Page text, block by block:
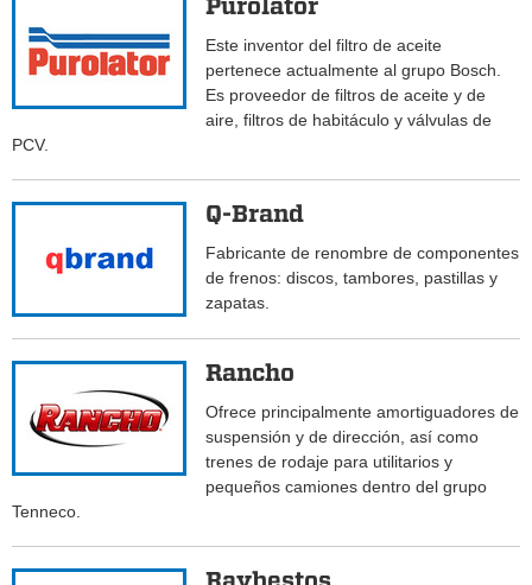
Purolator
Este inventor del filtro de aceite
pertenece actualmente al grupo Bosch.
Es proveedor de filtros de aceite y de
aire, filtros de habitáculo y válvulas de
PCV.
Q-Brand
Fabricante de renombre de componentes
de frenos: discos, tambores, pastillas y
zapatas.
Rancho
Ofrece principalmente amortiguadores de
suspensión y de dirección, así como
trenes de rodaje para utilitarios y
pequeños camiones dentro del grupo
Tenneco.